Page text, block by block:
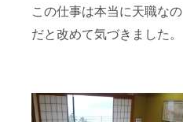
この仕事は本当に天職なの
だと改めて気づきました。